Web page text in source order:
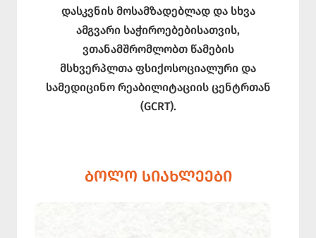
დასკვნის მოსამზადებლად და სხვა
ამგვარი საჭიროებებისათვის,
ვთანამშრომლობთ წამების
მსხვერპლთა ფსიქოსოციალური და
სამედიცინო რეაბილიტაციის ცენტრთან
(GCRT).
ᲑᲝᲚᲝ ᲡᲘᲐᲮᲚᲔᲔᲑᲘ